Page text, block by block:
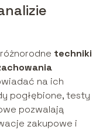
techniki
na ich
pogłębione, testy
pozwalają
zakupowe i